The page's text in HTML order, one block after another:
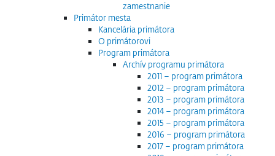
zamestnanie
Primátor mesta
Kancelária primátora
O primátorovi
Program primátora
Archív programu primátora
2011 – program primátora
2012 – program primátora
2013 – program primátora
2014 – program primátora
2015 – program primátora
2016 – program primátora
2017 – program primátora